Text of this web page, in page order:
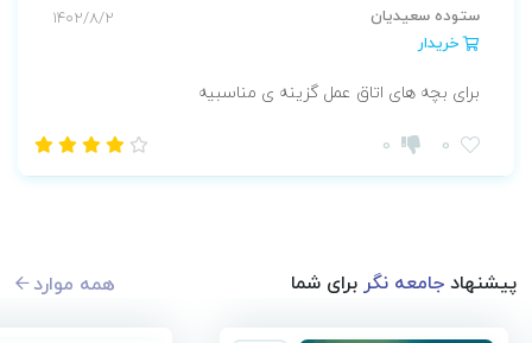
ستوده سعیدیان
خریدار
1402/8/2
برای بچه های اتاق عمل گزینه ی مناسبیه
0
0
پیشنهادجامعه نگربرای شما همه موارد